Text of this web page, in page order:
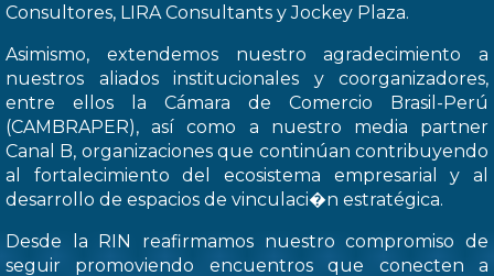
Consultores, LIRA Consultants y Jockey Plaza.
Asimismo, extendemos nuestro agradecimiento a
nuestros aliados institucionales y coorganizadores,
entre ellos la Cámara de Comercio Brasil-Perú
(CAMBRAPER), así como a nuestro media partner
Canal B, organizaciones que continúan contribuyendo
al fortalecimiento del ecosistema empresarial y al
desarrollo de espacios de vinculaci�n estratégica.
Desde la RIN reafirmamos nuestro compromiso de
seguir promoviendo encuentros que conecten a